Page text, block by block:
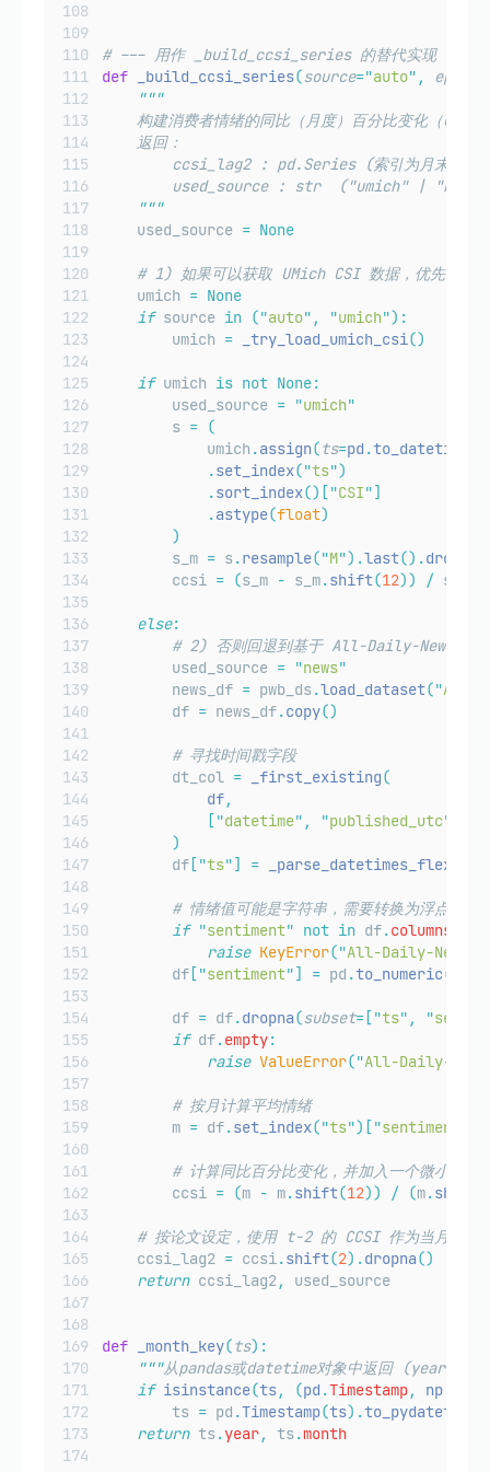
# --- 用作 _build_ccsi_series 的替代实
def
_build_ccsi_series(source="auto" ,
"""
构建消费者情绪的同比（月度）百分比变化（CCSI
    返回：
ccsi_lag2 : pd.Series (索引为月末 UTC
used_source : str  ("umich" |
"""
    used_source
= None
# 1) 如果可以获取 UMich CSI 数据，优先使用
    umich
= None
if source in ("auto" , "umich"):
        umich
= _try_load_umich_csi()
if umich is not None:
        used_source
= "umich"
        s
= (
            umich
.assign(ts=pd .to_datetime
.set_index("ts")
.sort_index()["CSI"]
.astype(float)
)
        s_m
= s.resample("M").last().dropna
        ccsi
= (s_m - s_m.shift(12)) / s_m
else:
# 2) 否则回退到基于 All-Daily-News 数据
        used_source
= "news"
        news_df
= pwb_ds.load_dataset("All-
        df
= news_df.copy()
# 寻找时间戳字段
        dt_col
= _first_existing(
            df
,
["datetime" , "published_utc"
)
        df
["ts"] = _parse_datetimes_flexible
# 情绪值可能是字符串，需要转换为浮点型
if "sentiment" not in df.columns
raise KeyError("All-Daily-News
        df
["sentiment"] = pd .to_numeric(
        df
= df.dropna(subset=["ts" , "
if df.empty:
raise ValueError("All-Daily-
# 按月计算平均情绪
        m
= df.set_index("ts")["sentiment
# 计算同比百分比变化，并加入一个微小的稳
        ccsi
= (m - m.shift(12)) / (m.shift
# 按论文设定，使用 t-2 的 CCSI 作为当月信号
    ccsi_lag2
= ccsi.shift(2).dropna()
return ccsi_lag2, used_source
def _month_key(ts):
"""从pandas或datetime对象中返回 (year,
if isinstance(ts, (pd .Timestamp, np
        ts
= pd .Timestamp(ts).to_pydatetime
return ts.year, ts.month